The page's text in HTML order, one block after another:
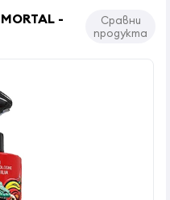
-
Сравни
продукта